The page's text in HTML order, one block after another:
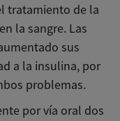
tratamiento de la
la sangre. Las
sus
a la insulina, por
problemas.
por vía oral dos